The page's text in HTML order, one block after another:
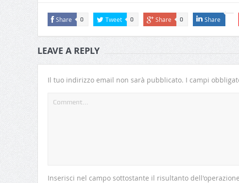
Share 0 Tweet 0 Share 0 Share
LEAVE A REPLY
Il tuo indirizzo email non sarà pubblicato. I campi
Inserisci nel campo sottostante il risultanto